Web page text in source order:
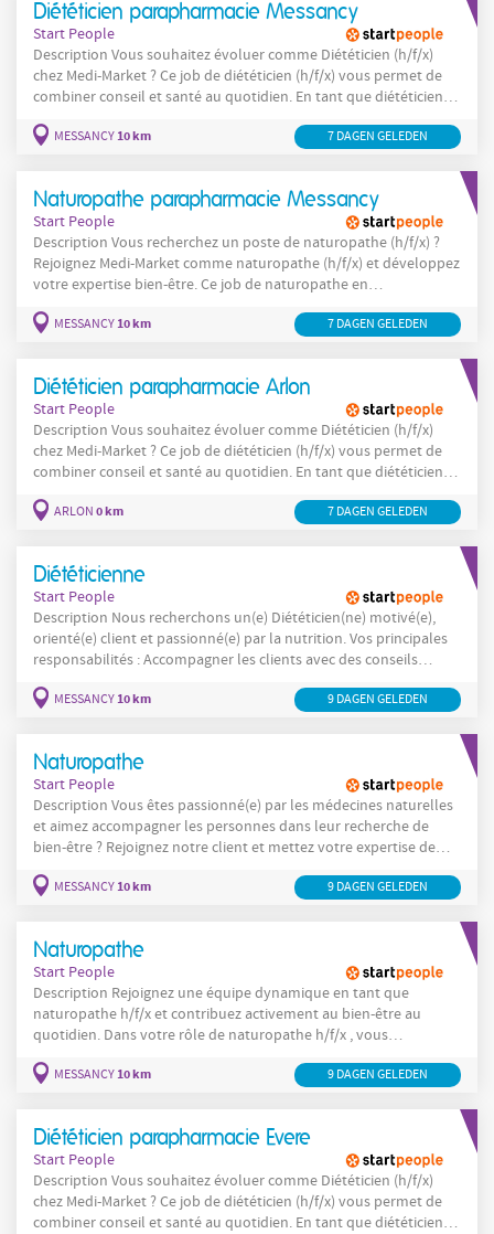
Diététicien parapharmacie Messancy
Start People
Description Vous souhaitez évoluer comme Diététicien (h/f/x)
chez Medi-Market ? Ce job de diététicien (h/f/x) vous permet de
combiner conseil et santé au quotidien. En tant que diététicien
des solutions adaptées. Envie de jouer un rôle clé dans le conseil
MESSANCY10 km 7 DAGEN GELEDEN
Naturopathe parapharmacie Messancy
Start People
Description Vous recherchez un poste de naturopathe (h/f/x) ?
Rejoignez Medi-Market comme naturopathe (h/f/x) et développez
votre expertise bien-être. Ce job de naturopathe en
d’accompagner les clients au quotidien. Envie de valoriser votre
MESSANCY10 km 7 DAGEN GELEDEN
Diététicien parapharmacie Arlon
Start People
Description Vous souhaitez évoluer comme Diététicien (h/f/x)
chez Medi-Market ? Ce job de diététicien (h/f/x) vous permet de
combiner conseil et santé au quotidien. En tant que diététicien
des solutions adaptées. Envie de jouer un rôle clé dans le conseil
ARLON 0 km 7 DAGEN GELEDEN
Diététicienne
Start People
Description Nous recherchons un(e) Diététicien(ne) motivé(e),
orienté(e) client et passionné(e) par la nutrition. Vos principales
responsabilités : Accompagner les clients avec des conseils
être. Orienter la clientèle parmi une large gamme de produits :MESSANCY10 km 9 DAGEN GELEDEN
Naturopathe
Start People
Description Vous êtes passionné(e) par les médecines naturelles
et aimez accompagner les personnes dans leur recherche de
bien-être ? Rejoignez notre client et mettez votre expertise de
conseil personnalisé et la qualité de la relation client sont au
MESSANCY10 km 9 DAGEN GELEDEN
Naturopathe
Start People
Description Rejoignez une équipe dynamique en tant que
naturopathe h/f/x et contribuez activement au bien-être au
quotidien. Dans votre rôle de naturopathe h/f/x , vous
Vous accueillez les clients et analysez leurs besoins Vous
MESSANCY10 km 9 DAGEN GELEDEN
Diététicien parapharmacie Evere
Start People
Description Vous souhaitez évoluer comme Diététicien (h/f/x)
chez Medi-Market ? Ce job de diététicien (h/f/x) vous permet de
combiner conseil et santé au quotidien. En tant que diététicien